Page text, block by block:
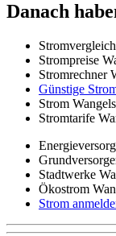
Danach
Strompreise
Stromrechner
Günstige
Strom Wangels
Stromtarife
Stadtwerke
Ökostrom
Strom